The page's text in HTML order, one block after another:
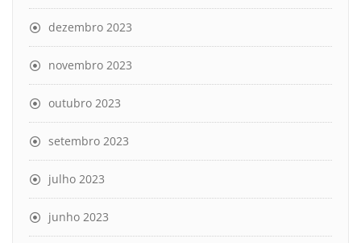
dezembro 2023
novembro 2023
outubro 2023
setembro 2023
julho 2023
junho 2023